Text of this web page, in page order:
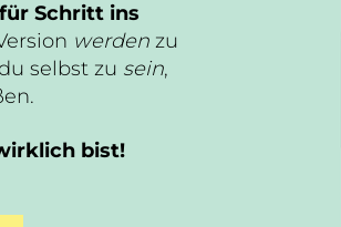
Schritt ins
werdenzu
selbst zu sein,
bist!